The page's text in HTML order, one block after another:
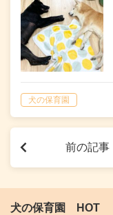
犬の保育園
前の記事
犬の保育園 HOT